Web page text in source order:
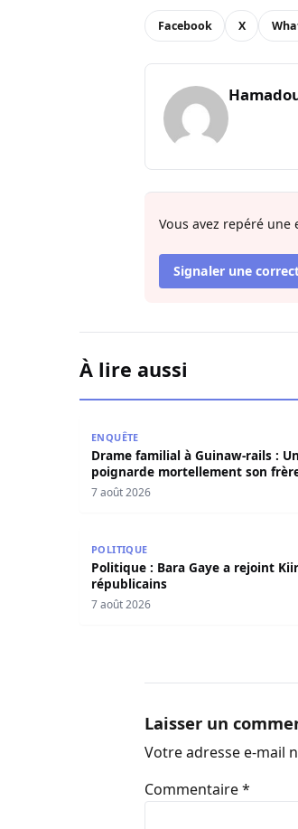
Facebook X
Vous avez repéré
Signaler une
À lire aussi
ENQUÊTE
Drame familial à Guinaw-rails :
poignarde mortellement son
7 août 2026
POLITIQUE
Politique : Bara Gaye a rejoint
républicains
7 août 2026
Laisser un
Votre adresse e-mail
Commentaire*